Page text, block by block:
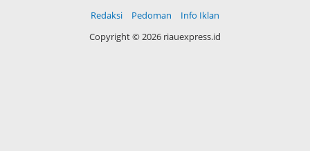
Redaksi Pedoman
Info Iklan
Copyright © 2026 riauexpress.id